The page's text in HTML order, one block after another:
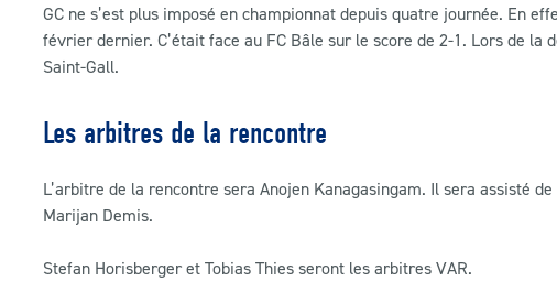
GC ne s’est plus imposé en championnat depuis quatre journée. En
février dernier. C’était face au FC Bâle sur le score de 2-1. Lors de la
Saint-Gall.
Les arbitres de la rencontre
L’arbitre de la rencontre sera Anojen Kanagasingam. Il sera assisté
Marijan Demis.
Stefan Horisberger et Tobias Thies seront les arbitres VAR.